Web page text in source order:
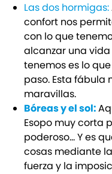
Las dos hormigas:
confort nos
con lo que
alcanzar una
tenemos es lo
paso. Esta fábula
maravillas.
Bóreas y el sol:
Esopo muy corta
poderoso… Y es
cosas mediante
fuerza y la